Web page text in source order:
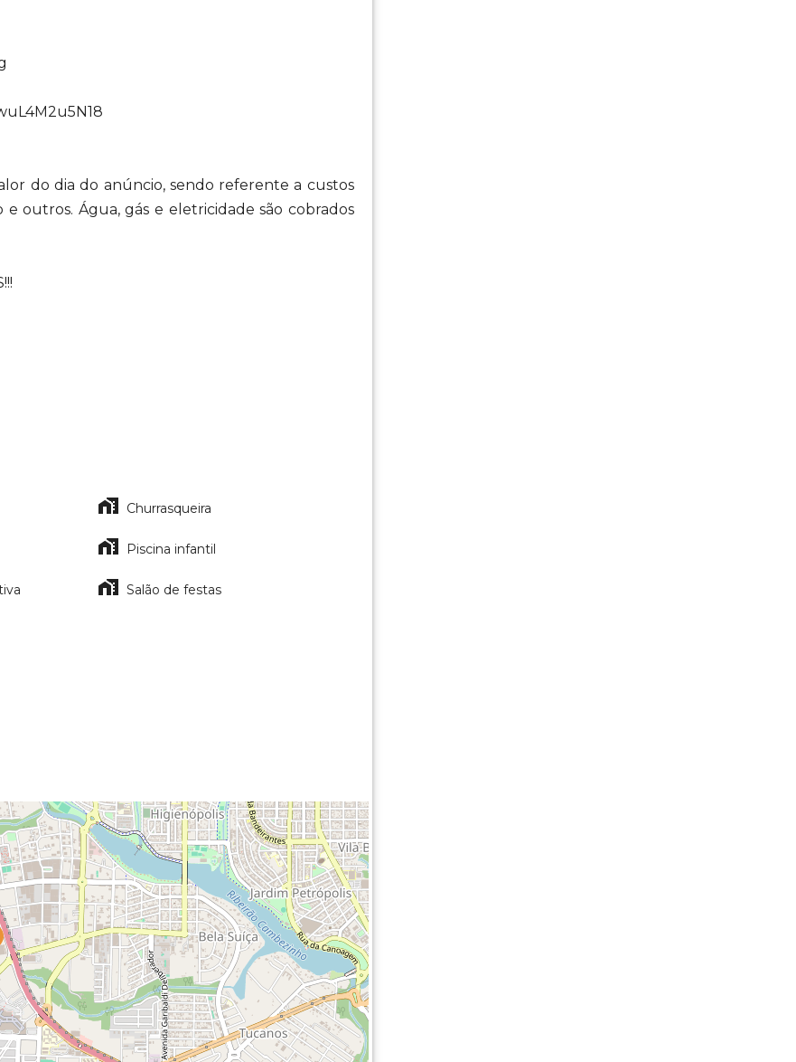
do dia do anúncio, sendo referente a custos
outros. Água, gás e eletricidade são cobrados
Churrasqueira
Piscina infantil
Salão de festas